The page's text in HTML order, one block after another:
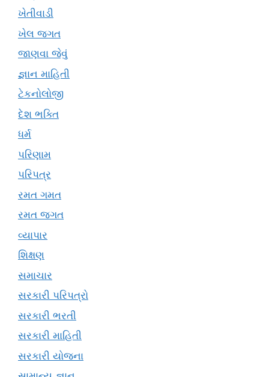
ખેતીવાડી
ખેલ જગત
જાણવા જેવું
જ્ઞાન માહિતી
ટેકનોલોજી
દેશ ભક્તિ
ધર્મ
પરિણામ
પરિપત્ર
રમત ગમત
રમત જગત
વ્યાપાર
શિક્ષણ
સમાચાર
સરકારી પરિપત્રો
સરકારી ભરતી
સરકારી માહિતી
સરકારી યોજના